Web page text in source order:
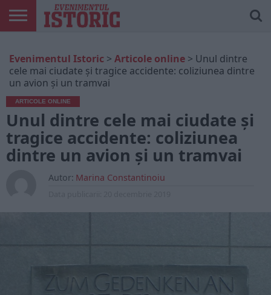
ONLINE
EDIȚII
TIPĂRITE
ISTORIC
PLAY
CONTUL
MEU
Evenimentul Istoric > Articole online > Unul dintre
cele mai ciudate şi tragice accidente: coliziunea dintre
un avion şi un tramvai
ARTICOLE ONLINE
Unul dintre cele mai ciudate şi
tragice accidente: coliziunea
dintre un avion şi un tramvai
Autor: Marina Constantinoiu